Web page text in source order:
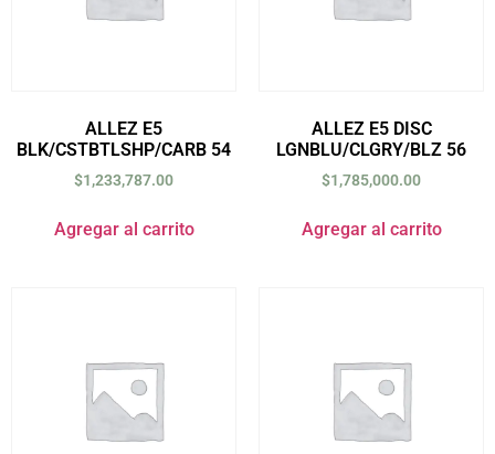
ALLEZ E5
BLK/CSTBTLSHP/CARB 54
$1,233,787.00
Agregar al carrito
ALLEZ E5 DISC
LGNBLU/CLGRY/BLZ 56
$1,785,000.00
Agregar al carrito